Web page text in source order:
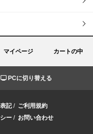
マイページ カートの中
PCに切り替える
記/ ご利用規約
ー / お問い合わせ